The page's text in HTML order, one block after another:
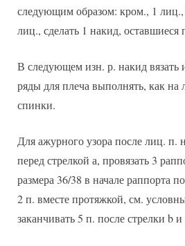
следующим образом: кром., 1 лиц.,
лиц., сделать 1 накид, оставшиеся
В следующем изн. р. накид вязать
ряды для плеча выполнять, как на
спинки.
Для ажурного узора после лиц. п.
перед стрелкой а, провязать 3
размера 36/38 в начале раппорта
2 п. вместе протяжкой, см.
заканчивать 5 п. после стрелки b